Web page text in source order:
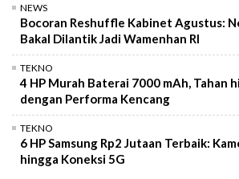
NEWS
Bocoran Reshuffle Kabinet Agustus:
Bakal Dilantik Jadi Wamenhan RI
TEKNO
4 HP Murah Baterai 7000 mAh, Tahan
dengan Performa Kencang
TEKNO
6 HP Samsung Rp2 Jutaan Terbaik:
hingga Koneksi 5G